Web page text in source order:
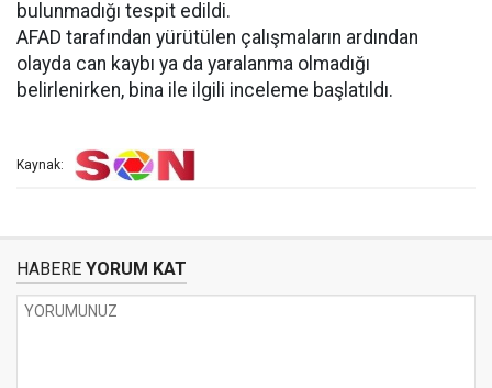
bulunmadığı tespit edildi.
AFAD tarafından yürütülen çalışmaların ardından
olayda can kaybı ya da yaralanma olmadığı
belirlenirken, bina ile ilgili inceleme başlatıldı.
Kaynak:
HABERE YORUM KAT